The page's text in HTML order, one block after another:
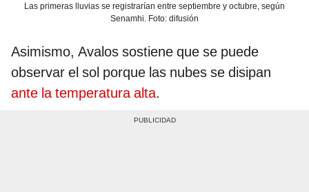
Las primeras lluvias se registrarían entre septiembre y octubre, según
Senamhi. Foto: difusión
Asimismo, Avalos sostiene que se puede
observar el sol porque las nubes se disipan
ante la temperatura alta.